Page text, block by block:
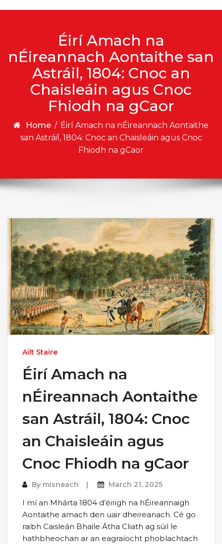
Éirí Amach na
nÉireannach Aontaithe san
Astráil, 1804: Cnoc an
Chaisleáin agus Cnoc
Fhiodh na gCaor
Home / Éirí Amach na nÉireannach Aontaithe
san Astráil, 1804: Cnoc an Chaisleáin agus Cnoc
Fhiodh na gCaor
Ailt Staire
Éirí Amach na
nÉireannach Aontaithe
san Astráil, 1804: Cnoc
an Chaisleáin agus
Cnoc Fhiodh na gCaor
By misneach March 21, 2025
I mí an Mhárta 1804 d’éirigh na hÉireannaigh
Aontaithe amach den uair dheireanach. Cé go
raibh Caisleán Bhaile Átha Cliath ag súil le
hathbheochan ar an eagraíocht phoblachtach